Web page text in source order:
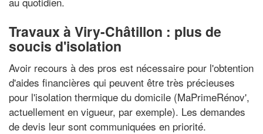
Travaux à Viry-Châtillon : plus de
soucis d'isolation
Avoir recours à des pros est nécessaire pour l'obtention
d'aides financières qui peuvent être très précieuses
pour l'isolation thermique du domicile (MaPrimeRénov',
actuellement en vigueur, par exemple). Les demandes
de devis leur sont communiquées en priorité.